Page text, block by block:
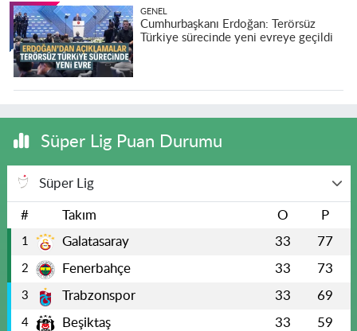
GENEL
Cumhurbaşkanı Erdoğan: Terörsüz
Türkiye sürecinde yeni evreye geçildi
Süper Lig Puan Durumu
Süper Lig
# Takım O P
1 Galatasaray 33 77
2 Fenerbahçe 33 73
3 Trabzonspor 33 69
4 Beşiktaş 33 59